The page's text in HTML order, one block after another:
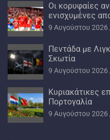
Oι κορυφαίες
ενισχυμένες
9 Αυγούστου 2026
Πεντάδα με
Σκωτία
9 Αυγούστου 2026
Kυριακάτικες
Πορτογαλία
9 Αυγούστου 2026